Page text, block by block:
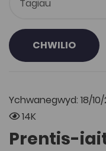
CHWILIO
Ychwanegwyd: 18/
14K
Prentis-